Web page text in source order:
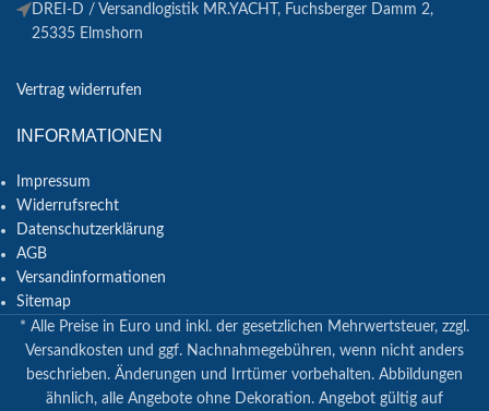
DREI-D / Versandlogistik MR.YACHT, Fuchsberger Damm 2,
25335 Elmshorn
Vertrag widerrufen
INFORMATIONEN
Impressum
Widerrufsrecht
Datenschutzerklärung
AGB
Versandinformationen
Sitemap
* Alle Preise in Euro und inkl. der gesetzlichen Mehrwertsteuer, zzgl.
Versandkosten und ggf. Nachnahmegebühren, wenn nicht anders
beschrieben. Änderungen und Irrtümer vorbehalten. Abbildungen
ähnlich, alle Angebote ohne Dekoration. Angebot gültig auf